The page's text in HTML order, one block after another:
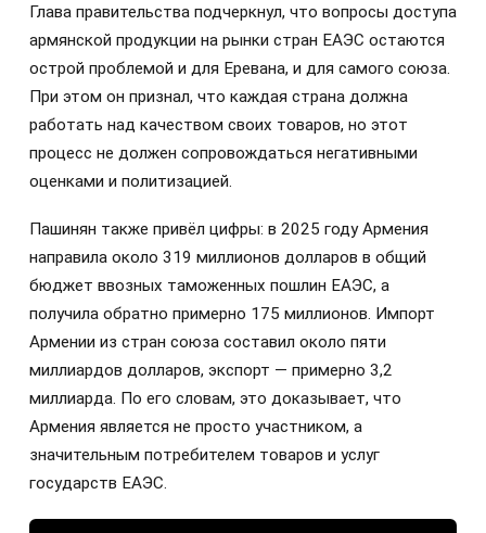
Глава правительства подчеркнул, что вопросы доступа
армянской продукции на рынки стран ЕАЭС остаются
острой проблемой и для Еревана, и для самого союза.
При этом он признал, что каждая страна должна
работать над качеством своих товаров, но этот
процесс не должен сопровождаться негативными
оценками и политизацией.
Пашинян также привёл цифры: в 2025 году Армения
направила около 319 миллионов долларов в общий
бюджет ввозных таможенных пошлин ЕАЭС, а
получила обратно примерно 175 миллионов. Импорт
Армении из стран союза составил около пяти
миллиардов долларов, экспорт — примерно 3,2
миллиарда. По его словам, это доказывает, что
Армения является не просто участником, а
значительным потребителем товаров и услуг
государств ЕАЭС.